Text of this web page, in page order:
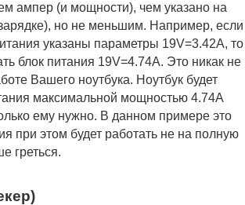
ампер (и мощности), чем указано на
но не меньшим. Например, если
указаны параметры 19V=3.42A, то
блок питания 19V=4.74A. Это никак не
Вашего ноутбука. Ноутбук будет
максимальной мощностью 4.74А
ему нужно. В данном примере это
при этом будет работать не на полную
греться.